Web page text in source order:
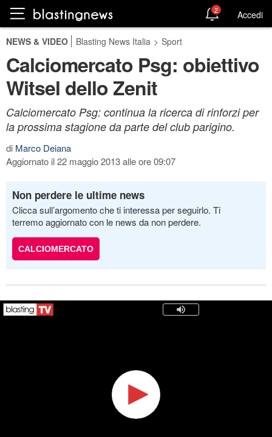
2 Accedi
NEWS & VIDEO Blasting News Italia > Sport
Calciomercato Psg: obiettivo
Witsel dello Zenit
Calciomercato Psg: continua la ricerca di rinforzi per
la prossima stagione da parte del club parigino.
di Marco Deiana
Aggiornato il 22 maggio 2013 alle ore 09:07
Non perdere le ultime news
Clicca sull’argomento che ti interessa per seguirlo. Ti
terremo aggiornato con le news da non perdere.
CALCIOMERCATO